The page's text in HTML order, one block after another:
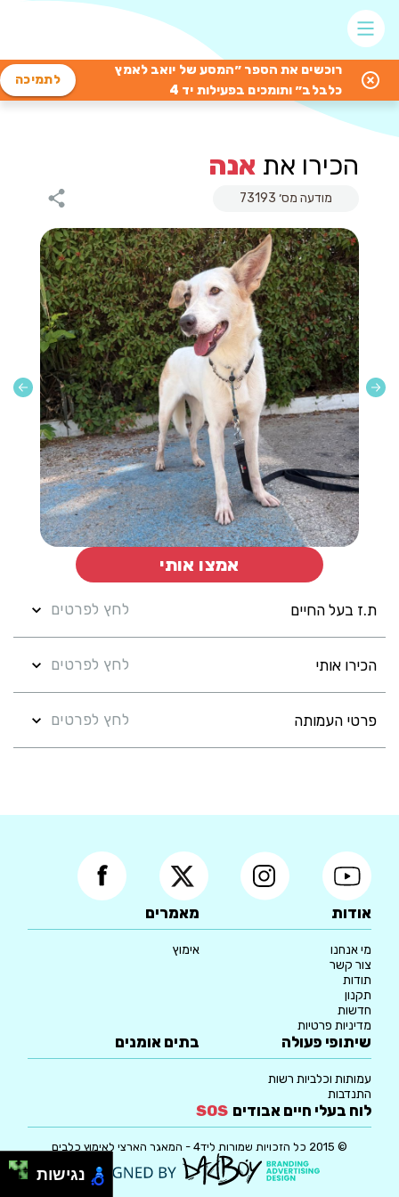
רוכשים את הספר ״המסע של יואב לאמץ
כלבלב״ ותומכים בפעילות יד 4
לתמיכה
הכירו את אנה
מודעה מס׳ 73193
ת.ז בעל החיים לחץ לפרטים
הכירו אותי לחץ לפרטים
פרטי העמותה לחץ לפרטים
אמצו אותי
אודות
מי אנחנו
צור קשר
תודות
תקנון
חדשות
מדיניות פרטיות
מאמרים
אימוץ
שיתופי פעולה
עמותות וכלביות רשות
התנדבות
בתים אומנים
לוח בעלי חיים אבודים SOS
© 2015 כל הזכויות שמורות ליד4 - המאגר הארצי לאימוץ כלבים
נגישות